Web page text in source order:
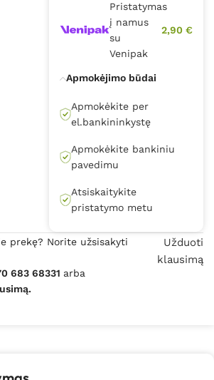
Pristatymas
į namus
su
Venipak
2,90 €
Apmokėjimo būdai
Apmokėkite per
el.bankininkystę
Apmokėkite bankiniu
pavedimu
Atsiskaitykite
pristatymo metu
prekę? Norite užsisakyti
683 68331 arba
Užduoti
klausimą